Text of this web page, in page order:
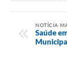
NOTÍCIA
Saúde